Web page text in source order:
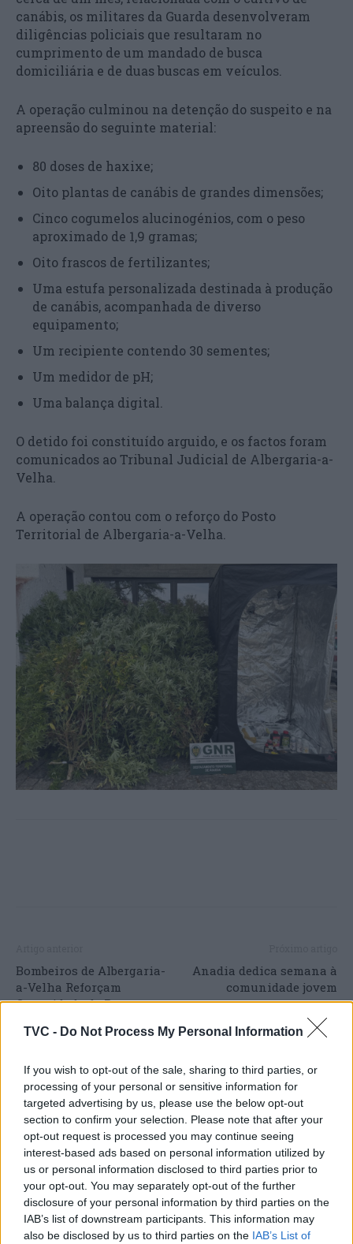
TVC - Do Not Process My Personal Information
If you wish to opt-out of the sale, sharing to third parties, or
processing of your personal or sensitive information for
targeted advertising by us, please use the below opt-out
section to confirm your selection. Please note that after your
opt-out request is processed you may continue seeing
interest-based ads based on personal information utilized by
us or personal information disclosed to third parties prior to
your opt-out. You may separately opt-out of the further
disclosure of your personal information by third parties on the
IAB’s list of downstream participants. This information may
also be disclosed by us to third parties on the IAB’s List of
canábis, os militares da Guarda desenvolveram
diligências policiais que resultaram no
cumprimento de um mandado de busca
domiciliária e de duas buscas em veículos.
A operação culminou na detenção do suspeito e na
apreensão do seguinte material:
80 doses de haxixe;
Oito plantas de canábis de grandes dimensões;
Cinco cogumelos alucinogénios, com o peso
aproximado de 1,9 gramas;
Oito frascos de fertilizantes;
Uma estufa personalizada destinada à produção
de canábis, acompanhada de diverso
equipamento;
Um recipiente contendo 30 sementes;
Um medidor de pH;
Uma balança digital.
O detido foi constituído arguido, e os factos foram
comunicados ao Tribunal Judicial de Albergaria-a-
Velha.
A operação contou com o reforço do Posto
Territorial de Albergaria-a-Velha.
Bombeiros de Albergaria-
a-Velha Reforçam
Capacidade de Resposta
Florestal de Combate a
Anadia dedica semana à
comunidade jovem
ARTIGOS RELACIONADOSMAIS DO AUTOR